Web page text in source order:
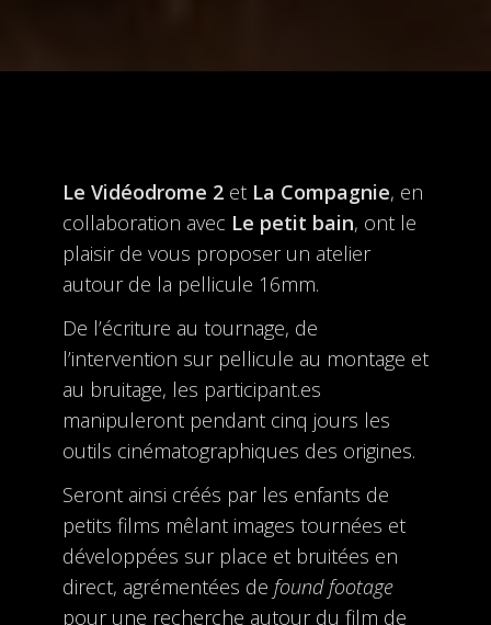
Le Vidéodrome 2et La Compagnie, en
collaboration avec Le petit bain, ont le
plaisir de vous proposer un atelier
autour de la pellicule 16mm.
De l’écriture au tournage, de
l’intervention sur pellicule au montage et
au bruitage, les participant.es
manipuleront pendant cinq jours les
outils cinématographiques des origines.
Seront ainsi créés par les enfants de
petits films mêlant images tournées et
développées sur place et bruitées en
direct, agrémentées de found footage
pour une recherche autour du film de